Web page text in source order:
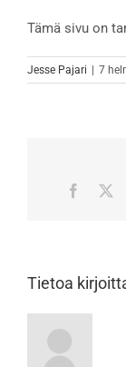
Tämä sivu on
Jesse Pajari | 7
Tietoa